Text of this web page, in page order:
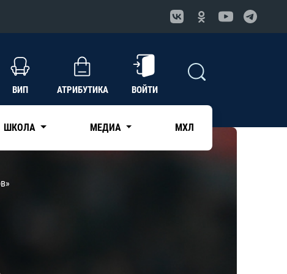
ВИП АТРИБУТИКА ВОЙТИ
ШКОЛА МЕДИА МХЛ